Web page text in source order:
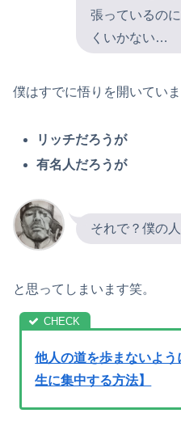
張っているの
くいかない…
僕はすでに悟りを開いてい
リッチだろうが
有名人だろうが
それで？僕の
と思ってしまいます笑。
他人の道を歩まないよ
生に集中する方法】